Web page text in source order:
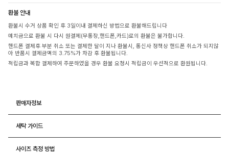
환불 안내
환불시 수거 상품 확인 후 3일이내 결제하신 방법으로 환불해드립니다
예치금으로 환불 시 다시 원결제(무통장,핸드폰,카드)로의 환불은 불가합니다.
핸드폰 결제후 부분 취소 또는 결제한 달이 지나 환불시, 통신사 정책상 핸드폰 취소가 되지않
아 반품시 결제금액의 3.75%가 차감 후 환불됩니다.
적립금과 복합 결제하여 주문하였을 경우 환불 요청시 적립금이 우선적으로 환원됩니다.
판매자정보
세탁 가이드
사이즈 측정 방법